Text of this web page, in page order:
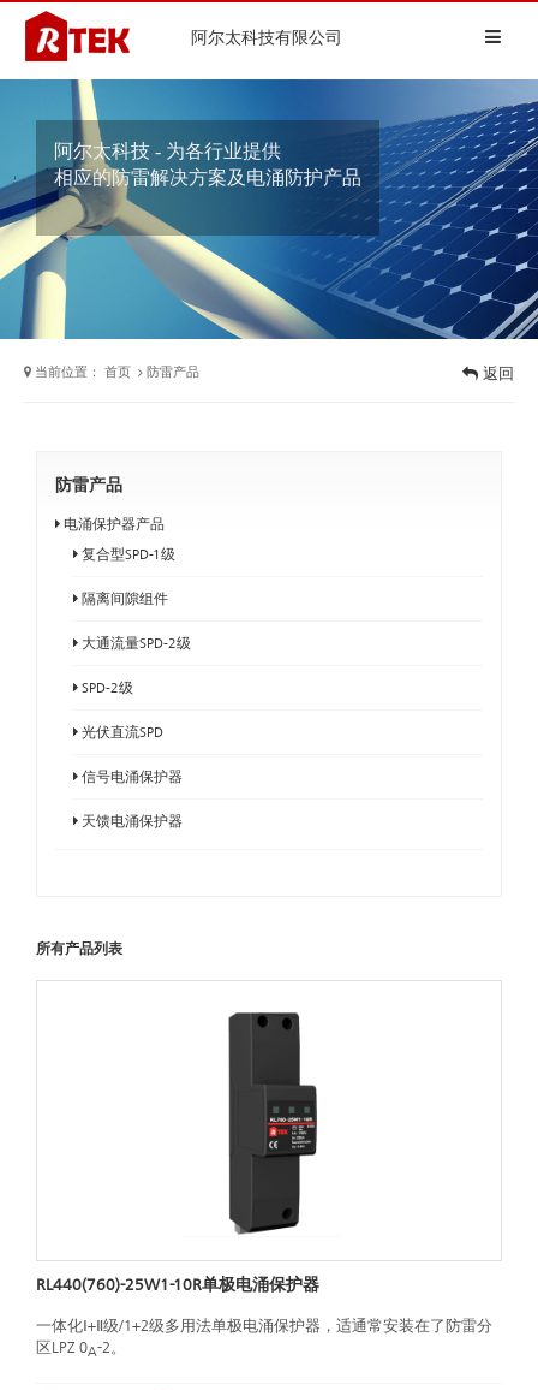
阿尔太科技有限公司
阿尔太科技 - 为各行业提供
相应的防雷解决方案及电涌防护产品
当前位置： 首页 防雷产品 返回
防雷产品
电涌保护器产品
复合型SPD-1级
隔离间隙组件
大通流量SPD-2级
SPD-2级
光伏直流SPD
信号电涌保护器
天馈电涌保护器
所有产品列表
RL440(760)-25W1-10R单极电涌保护器
一体化Ⅰ+Ⅱ级/1+2级多用法单极电涌保护器，适通常安装在了防雷分
区LPZ 0A-2。